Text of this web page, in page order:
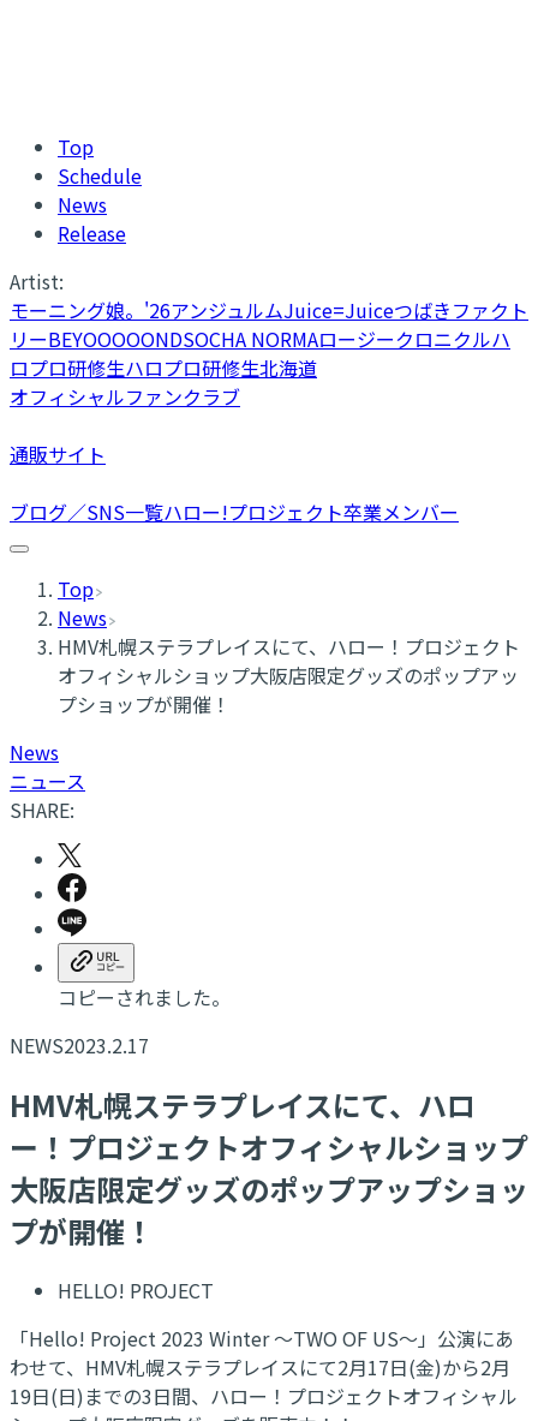
Top
Schedule
News
Release
Artist:
モーニング娘。'26アンジュルムJuice=Juiceつばきファクト
リーBEYOOOOONDSOCHA NORMAロージークロニクルハ
ロプロ研修生ハロプロ研修生北海道
オフィシャルファンクラブ
通販サイト
ブログ／SNS一覧ハロー!プロジェクト卒業メンバー
Top
News
HMV札幌ステラプレイスにて、ハロー！プロジェクト
オフィシャルショップ大阪店限定グッズのポップアッ
プショップが開催！
News
ニュース
SHARE:
コピーされました。
NEWS2023.2.17
HMV札幌ステラプレイスにて、ハロ
ー！プロジェクトオフィシャルショップ
大阪店限定グッズのポップアップショッ
プが開催！
HELLO! PROJECT
「Hello! Project 2023 Winter ～TWO OF US～」公演にあ
わせて、HMV札幌ステラプレイスにて2月17日(金)から2月
19日(日)までの3日間、ハロー！プロジェクトオフィシャル